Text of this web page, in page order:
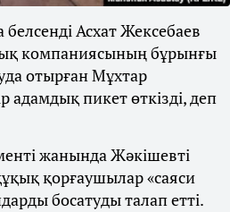
Асхат Жексебаев
компаниясының бұрынғы
отырған Мұхтар
адамдық пикет өткізді, деп
жанында Жәкішевті
қорғаушылар «саяси
босатуды талап етті.